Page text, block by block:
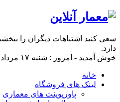
سعی کنید اشتباهات دیگران را
دارد.
خوش آمدید - امروز : شنبه ۱۷ مرداد ۱۴۰۵
خانه
لینک های فروشگاه
پاورپوینت های معماری